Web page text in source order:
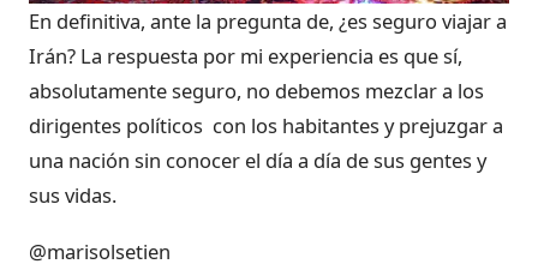
En definitiva, ante la pregunta de, ¿es seguro viajar a
Irán? La respuesta por mi experiencia es que sí,
absolutamente seguro, no debemos mezclar a los
dirigentes políticos con los habitantes y prejuzgar a
una nación sin conocer el día a día de sus gentes y
sus vidas.
@marisolsetien